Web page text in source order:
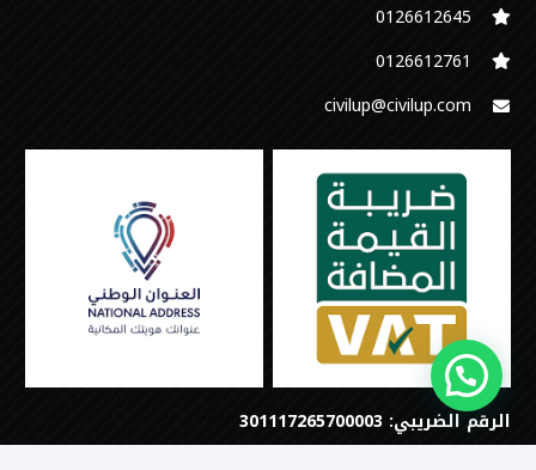
0126612645‬
‭0126612761
civilup@civilup.com
الرقم الضريبي: 301117265700003